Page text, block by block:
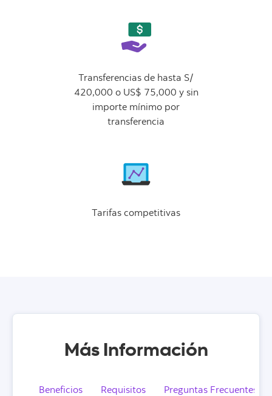
Transferencias de hasta S/
420,000 o US$ 75,000 y sin
importe mínimo por
transferencia
Tarifas competitivas
Más Información
Beneficios Requisitos Preguntas Frecuentes